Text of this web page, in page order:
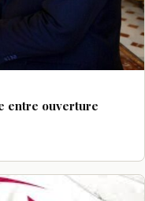
entre ouverture